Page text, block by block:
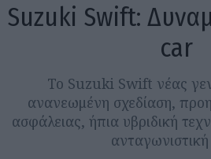
Suzuki Swift:
car
Το Suzuki Swift νέας
ανανεωμένη σχεδίαση,
ασφάλειας, ήπια υβριδική
ανταγωνιστική